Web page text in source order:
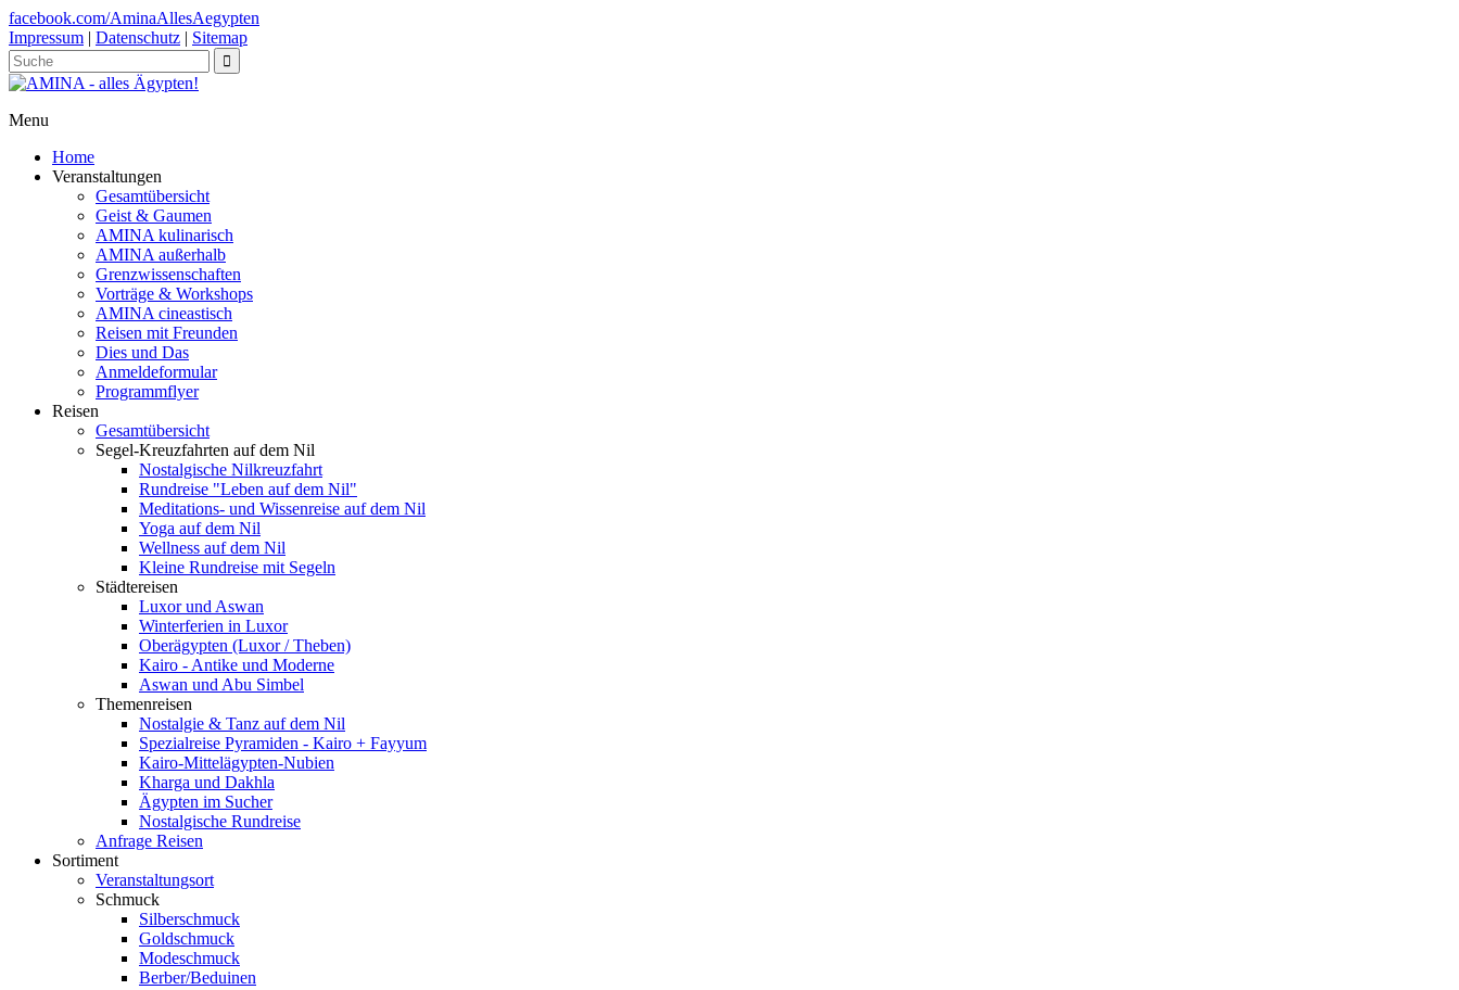
facebook.com/AminaAllesAegypten
Impressum | Datenschutz | Sitemap
Menu
Home
Veranstaltungen
Gesamtübersicht
Geist & Gaumen
AMINA kulinarisch
AMINA außerhalb
Grenzwissenschaften
Vorträge & Workshops
AMINA cineastisch
Reisen mit Freunden
Dies und Das
Anmeldeformular
Programmflyer
Reisen
Gesamtübersicht
Segel-Kreuzfahrten auf dem Nil
Nostalgische Nilkreuzfahrt
Rundreise "Leben auf dem Nil"
Meditations- und Wissenreise auf dem Nil
Yoga auf dem Nil
Wellness auf dem Nil
Kleine Rundreise mit Segeln
Städtereisen
Luxor und Aswan
Winterferien in Luxor
Oberägypten (Luxor / Theben)
Kairo - Antike und Moderne
Aswan und Abu Simbel
Themenreisen
Nostalgie & Tanz auf dem Nil
Spezialreise Pyramiden - Kairo + Fayyum
Kairo-Mittelägypten-Nubien
Kharga und Dakhla
Ägypten im Sucher
Nostalgische Rundreise
Anfrage Reisen
Sortiment
Veranstaltungsort
Schmuck
Silberschmuck
Goldschmuck
Modeschmuck
Berber/Beduinen